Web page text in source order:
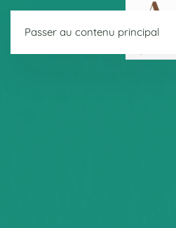
Passer au contenu principal